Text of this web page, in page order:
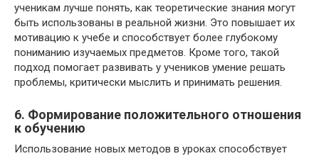
ученикам лучше понять, как теоретические знания могут
быть использованы в реальной жизни. Это повышает их
мотивацию к учебе и способствует более глубокому
пониманию изучаемых предметов. Кроме того, такой
подход помогает развивать у учеников умение решать
проблемы, критически мыслить и принимать решения.
6. Формирование положительного отношения
к обучению
Использование новых методов в уроках способствует